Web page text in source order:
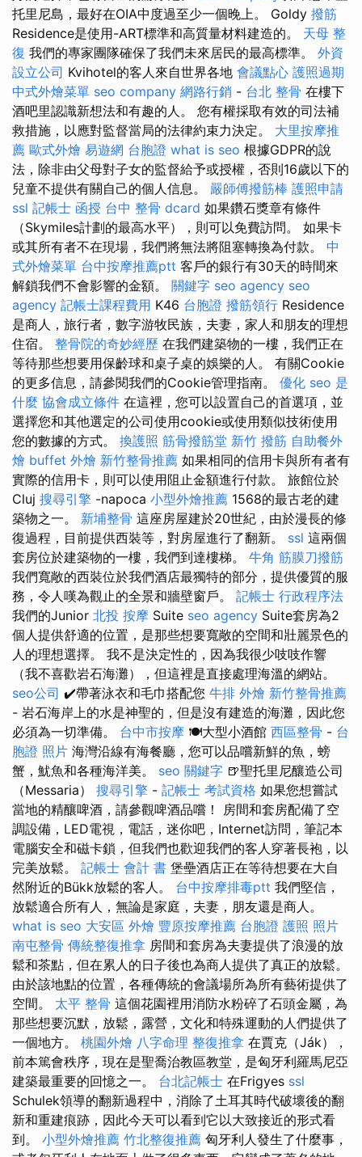
托里尼島，最好在OIA中度過至少一個晚上。 Goldy 撥筋
Residence是使用-ART標準和高質量材料建造的。 天母 整
復 我們的專家團隊確保了我們未來居民的最高標準。 外資
設立公司 Kvihotel的客人來自世界各地 會議點心 護照過期
中式外燴菜單 seo company 網路行銷 - 台北 整骨 在樓下
酒吧里認識新想法和有趣的人。 您有權採取有效的司法補
救措施，以應對監督當局的法律約束力決定。 大里按摩推
薦 歐式外燴 易遊網 台胞證 what is seo 根據GDPR的說
法，除非由父母對子女的監督給予或授權，否則16歲以下的
兒童不提供有關自己的個人信息。 嚴師傅撥筋棒 護照申請
ssl 記帳士 函授 台中 整骨 dcard 如果鑽石獎章有條件
（Skymiles計劃的最高水平），則可以免費訪問。 如果卡
或其所有者不在現場，我們將無法將阻塞轉換為付款。 中
式外燴菜單 台中按摩推薦ptt 客戶的銀行有30天的時間來
解鎖我們不會影響的金額。 關鍵字 seo agency seo
agency 記帳士課程費用 K46 台胞證 撥筋領行 Residence
是商人，旅行者，數字游牧民族，夫妻，家人和朋友的理想
住宿。 整骨院的奇妙經歷 在我們建築物的一樓，我們正在
等待那些想要用保齡球和桌子桌的娛樂的人。 有關Cookie
的更多信息，請參閱我們的Cookie管理指南。 優化 seo 是
什麼 協會成立條件 在這裡，您可以設置自己的首選項，並
選擇您和其他選定的公司使用cookie或使用類似技術使用
您的數據的方式。 換護照 筋骨撥筋堂 新竹 撥筋 自助餐外
燴 buffet 外燴 新竹整骨推薦 如果相同的信用卡與所有者有
實際的信用卡，則可以使用阻止金額進行付款。 旅館位於
Cluj 搜尋引擎 -napoca 小型外燴推薦 1568的最古老的建
築物之一。 新埔整骨 這座房屋建於20世紀，由於漫長的修
復過程，目前提供西裝等，對房屋進行了翻新。 ssl 這兩個
套房位於建築物的一樓，我們到達樓梯。 牛角 筋膜刀撥筋
我們寬敞的西裝位於我們酒店最獨特的部分，提供優質的服
務，令人嘆為觀止的全景和牆壁窗戶。 記帳士 行政程序法
我們的Junior 北投 按摩 Suite seo agency Suite套房為2
個人提供舒適的位置，是那些想要寬敞的空間和壯麗景色的
人的理想選擇。 我不是決定性的，因為我很少吱吱作響
（我不喜歡岩石海灘），但這裡是直接處理海溫的網站。
seo公司 ✔️帶著泳衣和毛巾搭配您 牛排 外燴 新竹整骨推薦
- 岩石海岸上的水是神聖的，但是沒有建造的海灘，因此您
必須為一切準備。 台中市按摩 🍽️大型小酒館 西區整骨 - 台
胞證 照片 海灣沿線有海餐廳，您可以品嚐新鮮的魚，螃
蟹，魷魚和各種海洋美。 seo 關鍵字 🍺聖托里尼釀造公司
（Messaria） 搜尋引擎 - 記帳士 考試資格 如果您想嘗試
當地的精釀啤酒，請參觀啤酒品嚐！ 房間和套房配備了空
調設備，LED電視，電話，迷你吧，Internet訪問，筆記本
電腦安全和磁卡鎖，但我們也歡迎我們的客人穿著長袍，以
完美放鬆。 記帳士 會計 書 堡壘酒店正在等待想要在大自
然附近的Bükk放鬆的客人。 台中按摩排毒ptt 我們堅信，
放鬆適合所有人，無論是家庭，夫妻，朋友還是商人。
what is seo 大安區 外燴 豐原按摩推薦 台胞證 護照 照片
南屯整骨 傳統整復推拿 房間和套房為夫妻提供了浪漫的放
鬆和茶點，但在累人的日子後也為商人提供了真正的放鬆。
由於該地點的位置，各種傳統的會議場所為所有藝術提供了
空間。 太平 整骨 這個花園裡用消防水粉碎了石頭金屬，為
那些想要沉默，放鬆，露營，文化和特殊運動的人們提供了
一個地方。 桃園外燴 八字命理 整復推拿 在賈克（Ják），
前本篤會秩序，現在是聖喬治教區教堂，是匈牙利羅馬尼亞
建築最重要的回憶之一。 台北記帳士 在Frigyes ssl
Schulek領導的翻新過程中，消除了土耳其時代破壞後的翻
新和重建痕跡，因此今天可以看到它以大致接近的形式看
到。 小型外燴推薦 竹北整復推薦 匈牙利人發生了什麼事，